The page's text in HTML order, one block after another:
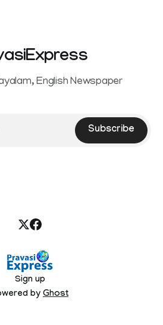
English Newspaper
Subscribe
Sign up
by Ghost